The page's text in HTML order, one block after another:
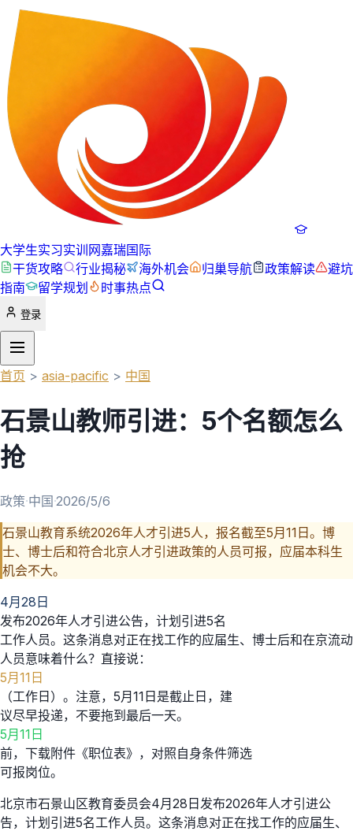
大学生实习实训网嘉瑞国际
干货攻略
行业揭秘 海外机会 归巢导航 政策解读
避坑
指南
留学规划 时事热点
登录
首页 > asia-pacific > 中国
石景山教师引进：5个名额怎么
抢
政策·中国·2026/5/6
石景山教育系统2026年人才引进5人，报名截至5月11日。博
士、博士后和符合北京人才引进政策的人员可报，应届本科生
机会不大。
4月28日
发布2026年人才引进公告，计划引进5名
工作人员。这条消息对正在找工作的应届生、博士后和在京流动
人员意味着什么？直接说：
5月11日
（工作日）。注意，5月11日是截止日，建
议尽早投递，不要拖到最后一天。
5月11日
前，下载附件《职位表》，对照自身条件筛选
可报岗位。
北京市石景山区教育委员会4月28日发布2026年人才引进公
告，计划引进5名工作人员。这条消息对正在找工作的应届生、